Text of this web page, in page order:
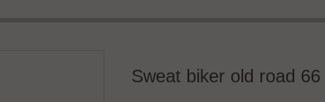
Sweat biker old road 66